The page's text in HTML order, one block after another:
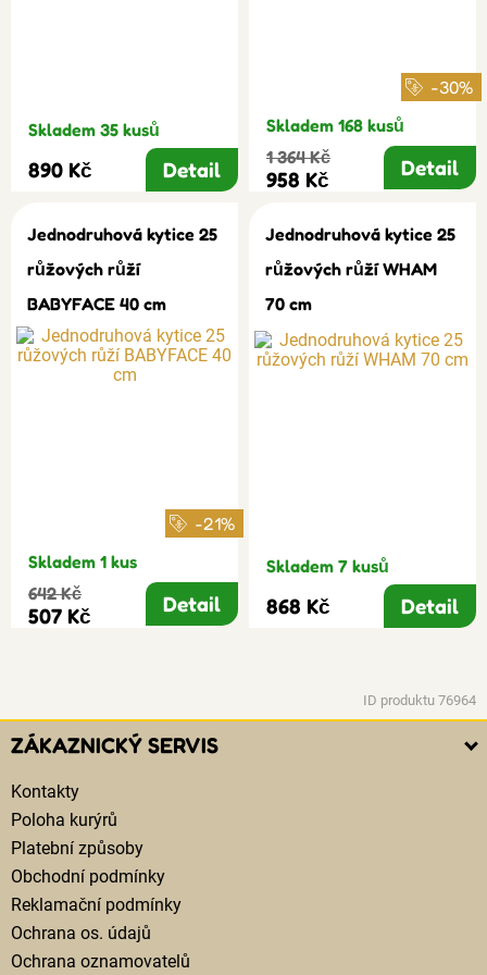
Skladem 35 kusů
890 Kč Detail
-30%
Skladem 168 kusů
1 364 Kč
958 Kč Detail
Jednodruhová kytice 25
růžových růží
BABYFACE 40 cm
-21%
Skladem 1 kus
642 Kč
507 Kč Detail
Jednodruhová kytice 25
růžových růží WHAM
70 cm
Skladem 7 kusů
868 Kč Detail
ID produktu 76964
ZÁKAZNICKÝ SERVIS
Kontakty
Poloha kurýrů
Platební způsoby
Obchodní podmínky
Reklamační podmínky
Ochrana os. údajů
Ochrana oznamovatelů